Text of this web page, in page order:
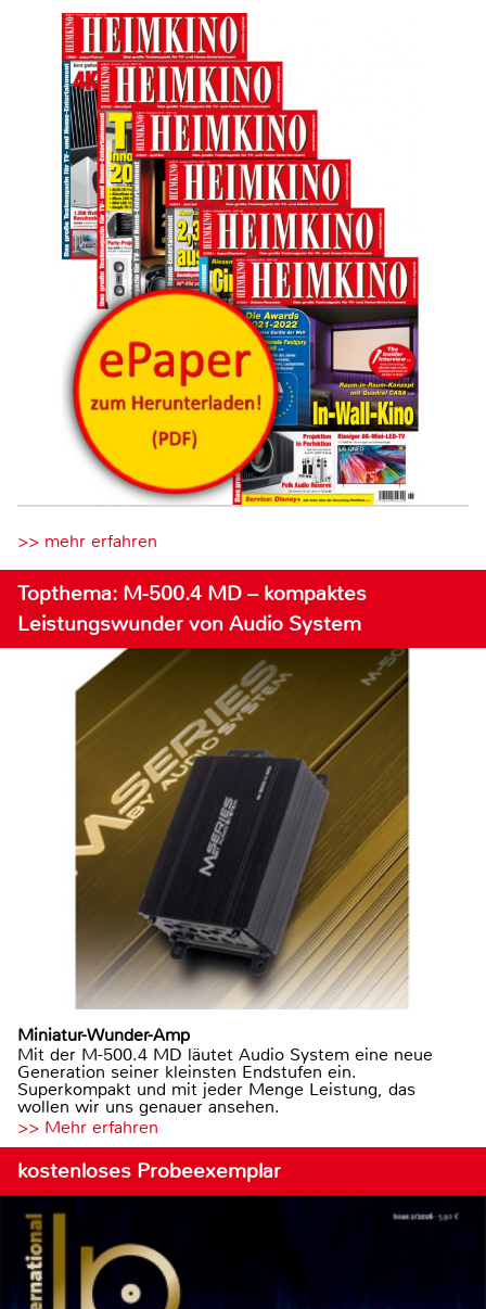
>> mehr erfahren
Topthema: M-500.4 MD – kompaktes
Leistungswunder von Audio System
Miniatur-Wunder-Amp
Mit der M-500.4 MD läutet Audio System eine neue
Generation seiner kleinsten Endstufen ein.
Superkompakt und mit jeder Menge Leistung, das
wollen wir uns genauer ansehen.
>> Mehr erfahren
kostenloses Probeexemplar